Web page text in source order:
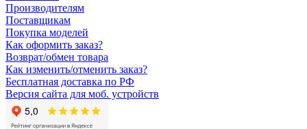
Производителям
Поставщикам
Покупка моделей
Как оформить заказ?
Возврат/обмен товара
Как изменить/отменить заказ?
Бесплатная доставка по РФ
Версия сайта для моб. устройств